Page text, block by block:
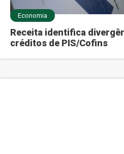
Economia
Receita identifica
créditos de PIS/Cofins